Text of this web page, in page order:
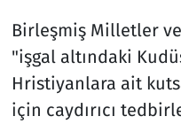
Birleşmiş Milletler
"işgal altındaki
Hristiyanlara ait
için caydırıcı